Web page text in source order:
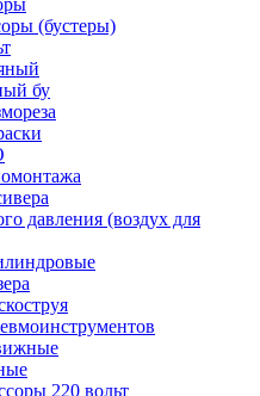
(бустеры)
бу
давления (воздух для
220 вольт